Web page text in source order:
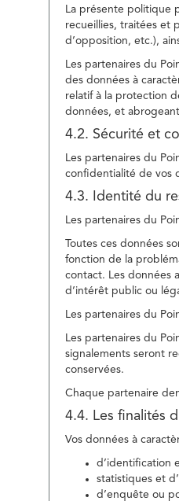
La présente politique
recueillies, traitées et
d’opposition, etc.),
Les partenaires du
des données à
relatif à la protection
données, et
4.2. Sécurité et
Les partenaires du
confidentialité de vos
4.3. Identité du
Les partenaires du
Toutes ces données
fonction de la
contact. Les données
d’intérêt public ou
Les partenaires du
Les partenaires du
signalements seront
conservées.
Chaque partenaire
4.4. Les finalités
Vos données à
d’identification
statistiques et
d’enquête ou